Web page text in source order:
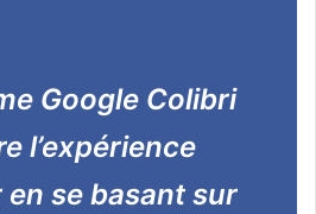
Google Colibri
l’expérience
se basant sur